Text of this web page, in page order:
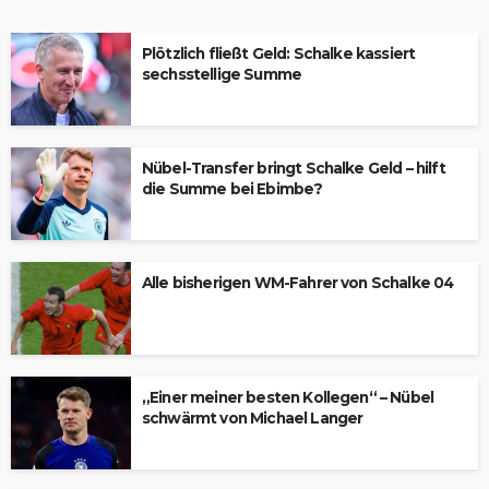
Plötzlich fließt Geld: Schalke kassiert
sechsstellige Summe
Nübel-Transfer bringt Schalke Geld – hilft
die Summe bei Ebimbe?
Alle bisherigen WM-Fahrer von Schalke 04
„Einer meiner besten Kollegen“ – Nübel
schwärmt von Michael Langer